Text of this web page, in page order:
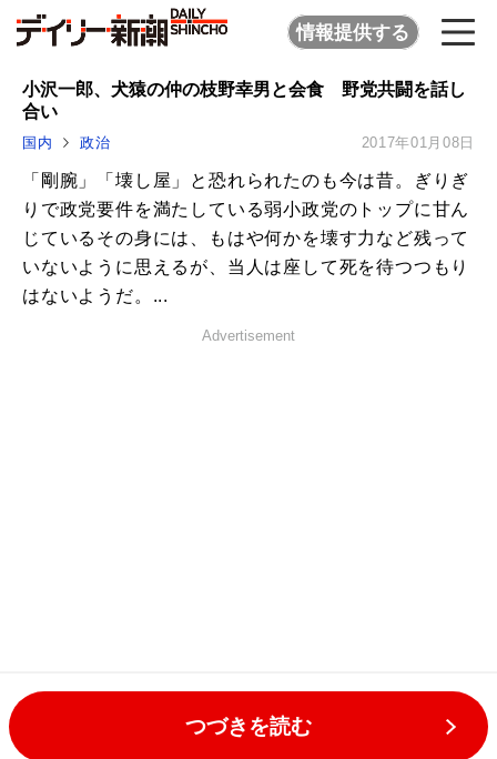
情報提供する
小沢一郎、犬猿の仲の枝野幸男と会食 野党共闘を話し
合い
国内 政治 2017年01月08日
「剛腕」「壊し屋」と恐れられたのも今は昔。ぎりぎ
りで政党要件を満たしている弱小政党のトップに甘ん
じているその身には、もはや何かを壊す力など残って
いないように思えるが、当人は座して死を待つつもり
はないようだ。...
Advertisement
つづきを読む